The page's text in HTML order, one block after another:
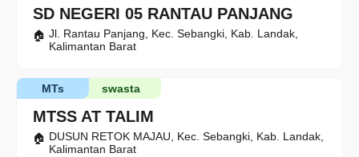
SD NEGERI 05 RANTAU PANJANG
Jl. Rantau Panjang, Kec. Sebangki, Kab. Landak,
Kalimantan Barat
MTSS AT TALIM
swasta
MTs
DUSUN RETOK MAJAU, Kec. Sebangki, Kab. Landak,
Kalimantan Barat